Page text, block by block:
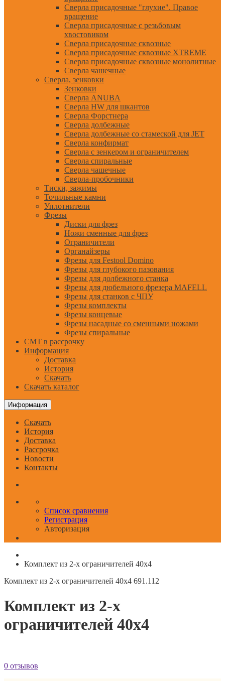
Сверла присадочные "глухие". Правое
вращение
Сверла присадочные с резьбовым
хвостовиком
Сверла присадочные сквозные
Сверла присадочные сквозные XTREME
Сверла присадочные сквозные монолитные
Сверла чашечные
Сверла, зенковки
Зенковки
Сверла ANUBA
Сверла HW для шкантов
Сверла Форстнера
Сверла долбежные
Сверла долбежные со стамеской для JET
Сверла конфирмат
Сверла с зенкером и ограничителем
Сверла спиральные
Сверла чашечные
Сверла-пробочники
Тиски, зажимы
Точильные камни
Уплотнители
Фрезы
Диски для фрез
Ножи сменные для фрез
Ограничители
Органайзеры
Фрезы для Festool Domino
Фрезы для глубокого пазования
Фрезы для долбежного станка
Фрезы для дюбельного фрезера MAFELL
Фрезы для станков с ЧПУ
Фрезы комплекты
Фрезы концевые
Фрезы насадные со сменными ножами
Фрезы спиральные
CMT в рассрочку
Информация
Доставка
История
Скачать
Скачать каталог
Информация
Скачать
История
Доставка
Рассрочка
Новости
Контакты
Список сравнения
Регистрация
Авторизация
Комплект из 2-х ограничителей 40x4
Комплект из 2-х ограничителей 40x4 691.112
Комплект из 2-х
ограничителей 40x4
0 отзывов